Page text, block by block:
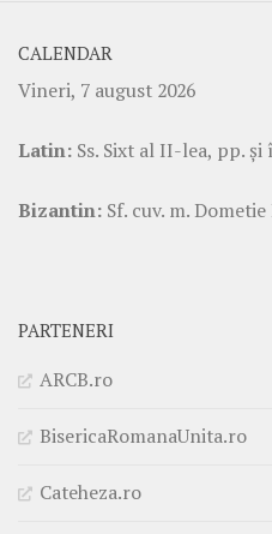
CALENDAR
Vineri, 7 august 2026
Latin: Ss. Sixt al II-lea, pp. şi
Bizantin: Sf. cuv. m.
PARTENERI
ARCB.ro
BisericaRomanaUnita.ro
Cateheza.ro